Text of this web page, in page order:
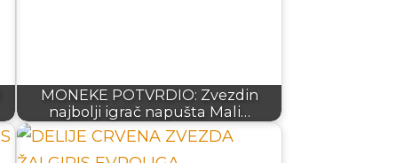
MONEKE POTVRDIO: Zvezdin
najbolji igrač napušta Mali…